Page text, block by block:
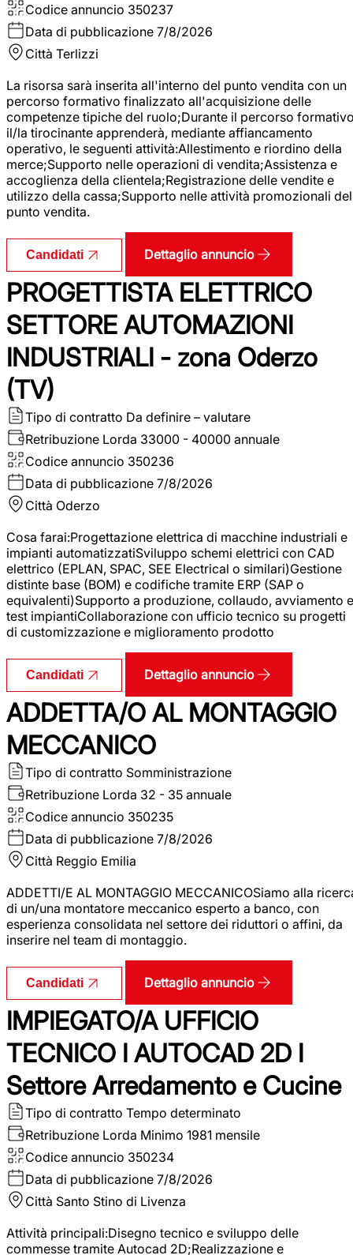
Codice annuncio 350237
Data di pubblicazione 7/8/2026
Città Terlizzi
La risorsa sarà inserita all'interno del punto vendita con un
percorso formativo finalizzato all'acquisizione delle
competenze tipiche del ruolo;Durante il percorso
il/la tirocinante apprenderà, mediante affiancamento
operativo, le seguenti attività:Allestimento e riordino della
merce;Supporto nelle operazioni di vendita;Assistenza e
accoglienza della clientela;Registrazione delle vendite e
utilizzo della cassa;Supporto nelle attività promozionali del
punto vendita.
Candidati Dettaglio annuncio
PROGETTISTA ELETTRICO
SETTORE AUTOMAZIONI
INDUSTRIALI - zona Oderzo
(TV)
Tipo di contratto Da definire – valutare
Retribuzione Lorda 33000 - 40000 annuale
Codice annuncio 350236
Data di pubblicazione 7/8/2026
Città Oderzo
Cosa farai:Progettazione elettrica di macchine industriali e
impianti automatizzatiSviluppo schemi elettrici con CAD
elettrico (EPLAN, SPAC, SEE Electrical o similari)Gestione
distinte base (BOM) e codifiche tramite ERP (SAP o
equivalenti)Supporto a produzione, collaudo, avviamento e
test impiantiCollaborazione con ufficio tecnico su progetti
di customizzazione e miglioramento prodotto
Candidati Dettaglio annuncio
ADDETTA/O AL MONTAGGIO
MECCANICO
Tipo di contratto Somministrazione
Retribuzione Lorda 32 - 35 annuale
Codice annuncio 350235
Data di pubblicazione 7/8/2026
Città Reggio Emilia
ADDETTI/E AL MONTAGGIO MECCANICOSiamo alla
di un/una montatore meccanico esperto a banco, con
esperienza consolidata nel settore dei riduttori o affini, da
inserire nel team di montaggio.
Candidati Dettaglio annuncio
IMPIEGATO/A UFFICIO
TECNICO I AUTOCAD 2D I
Settore Arredamento e Cucine
Tipo di contratto Tempo determinato
Retribuzione Lorda Minimo 1981 mensile
Codice annuncio 350234
Data di pubblicazione 7/8/2026
Città Santo Stino di Livenza
Attività principali:Disegno tecnico e sviluppo delle
commesse tramite Autocad 2D;Realizzazione e